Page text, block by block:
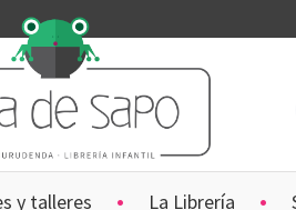
y talleres La Librería